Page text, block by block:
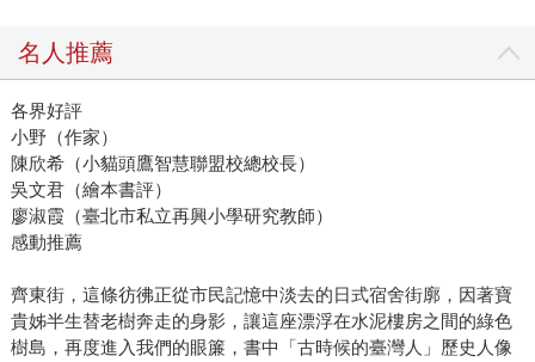
名人推薦
各界好評
小野（作家）
陳欣希（小貓頭鷹智慧聯盟校總校長）
吳文君（繪本書評）
廖淑霞（臺北市私立再興小學研究教師）
感動推薦
齊東街，這條彷彿正從市民記憶中淡去的日式宿舍街廓，因著寶
貴姊半生替老樹奔走的身影，讓這座漂浮在水泥樓房之間的綠色
樹島，再度進入我們的眼簾，書中「古時候的臺灣人」歷史人像